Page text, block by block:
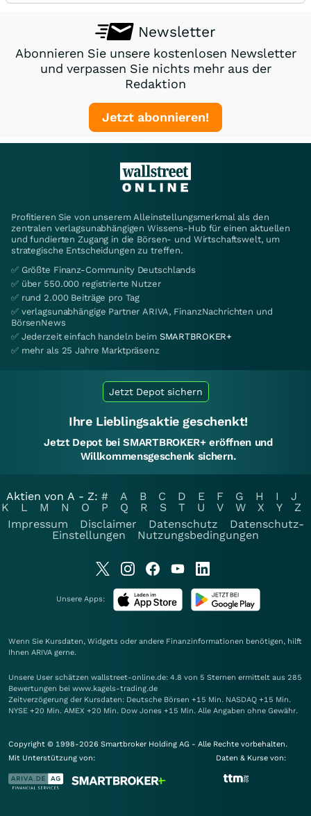
Newsletter
Abonnieren Sie unsere kostenlosen Newsletter
und verpassen Sie nichts mehr aus der
Redaktion
Jetzt abonnieren!
Profitieren Sie von unserem Alleinstellungsmerkmal als den
zentralen verlagsunabhängigen Wissens-Hub für einen aktuellen
und fundierten Zugang in die Börsen- und Wirtschaftswelt, um
strategische Entscheidungen zu treffen.
✅ Größte Finanz-Community Deutschlands
✅ über 550.000 registrierte Nutzer
✅ rund 2.000 Beiträge pro Tag
✅ verlagsunabhängige Partner ARIVA, FinanzNachrichten und
BörsenNews
✅ Jederzeit einfach handeln beim SMARTBROKER+
✅ mehr als 25 Jahre Marktpräsenz
Jetzt Depot sichern
Ihre Lieblingsaktie geschenkt!
Jetzt Depot bei SMARTBROKER+ eröffnen und
Willkommensgeschenk sichern.
Aktien von A - Z: # A B C D E F G H I
J
K
L M N O P Q R S T U V W X Y
Z
Impressum
Disclaimer Datenschutz
Datenschutz-
Einstellungen
Nutzungsbedingungen
Unsere Apps:
Wenn Sie Kursdaten, Widgets oder andere Finanzinformationen benötigen, hilft
Ihnen ARIVA gerne.
Unsere User schätzen wallstreet-online.de: 4.8 von 5 Sternen ermittelt aus 285
Bewertungen bei www.kagels-trading.de
Zeitverzögerung der Kursdaten: Deutsche Börsen +15 Min. NASDAQ +15 Min.
NYSE +20 Min. AMEX +20 Min. Dow Jones +15 Min. Alle Angaben ohne Gewähr.
Copyright © 1998-2026 Smartbroker Holding AG - Alle Rechte vorbehalten.
Mit Unterstützung von:
Daten & Kurse von: